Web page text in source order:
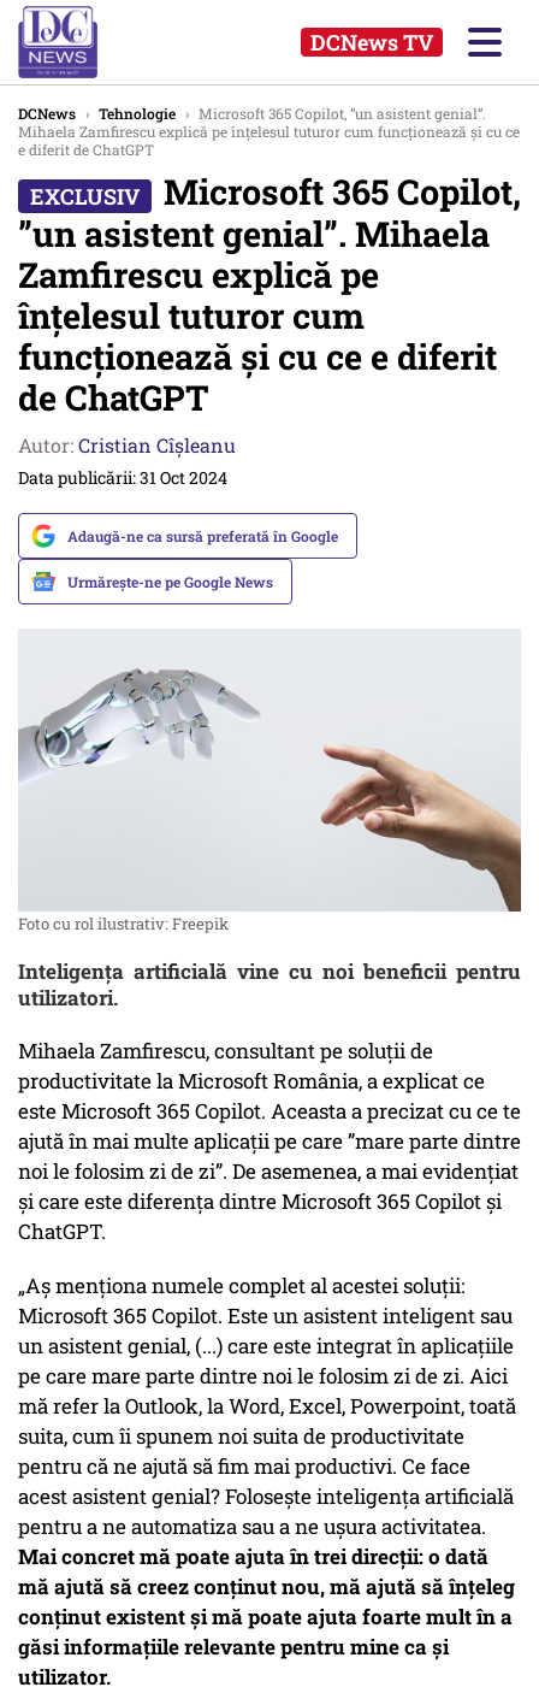
DCNews TV
DCNews › Tehnologie › Microsoft 365 Copilot, ”un asistent genial”.
Mihaela Zamfirescu explică pe înțelesul tuturor cum funcționează și cu ce
e diferit de ChatGPT
Microsoft 365 Copilot,
”un asistent genial”. Mihaela
Zamfirescu explică pe
înțelesul tuturor cum
funcționează și cu ce e diferit
de ChatGPT
Autor:Cristian Cîșleanu
Data publicării: 31 Oct 2024
Adaugă-ne ca sursă preferată în Google
Urmărește-ne pe Google News
Foto cu rol ilustrativ: Freepik
Inteligența artificială vine cu noi beneficii pentru
utilizatori.
Mihaela Zamfirescu, consultant pe soluții de
productivitate la Microsoft România, a explicat ce
este Microsoft 365 Copilot. Aceasta a precizat cu ce te
ajută în mai multe aplicații pe care ”mare parte dintre
noi le folosim zi de zi”. De asemenea, a mai evidențiat
și care este diferența dintre Microsoft 365 Copilot și
ChatGPT.
„Aș menționa numele complet al acestei soluții:
Microsoft 365 Copilot. Este un asistent inteligent sau
un asistent genial, (...) care este integrat în aplicațiile
pe care mare parte dintre noi le folosim zi de zi. Aici
mă refer la Outlook, la Word, Excel, Powerpoint, toată
suita, cum îi spunem noi suita de productivitate
pentru că ne ajută să fim mai productivi. Ce face
acest asistent genial? Folosește inteligența artificială
pentru a ne automatiza sau a ne ușura activitatea.
Mai concret mă poate ajuta în trei direcții: o dată
mă ajută să creez conținut nou, mă ajută să înțeleg
conținut existent și mă poate ajuta foarte mult în a
găsi informațiile relevante pentru mine ca și
utilizator.